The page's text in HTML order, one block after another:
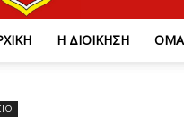
Η ΔΙΟΙΚΗΣΗ